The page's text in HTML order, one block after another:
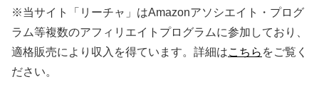
※当サイト「リーチャ」はAmazonアソシエイト・プログ
ラム等複数のアフィリエイトプログラムに参加しており、
適格販売により収入を得ています。詳細はこちら をご覧く
ださい。